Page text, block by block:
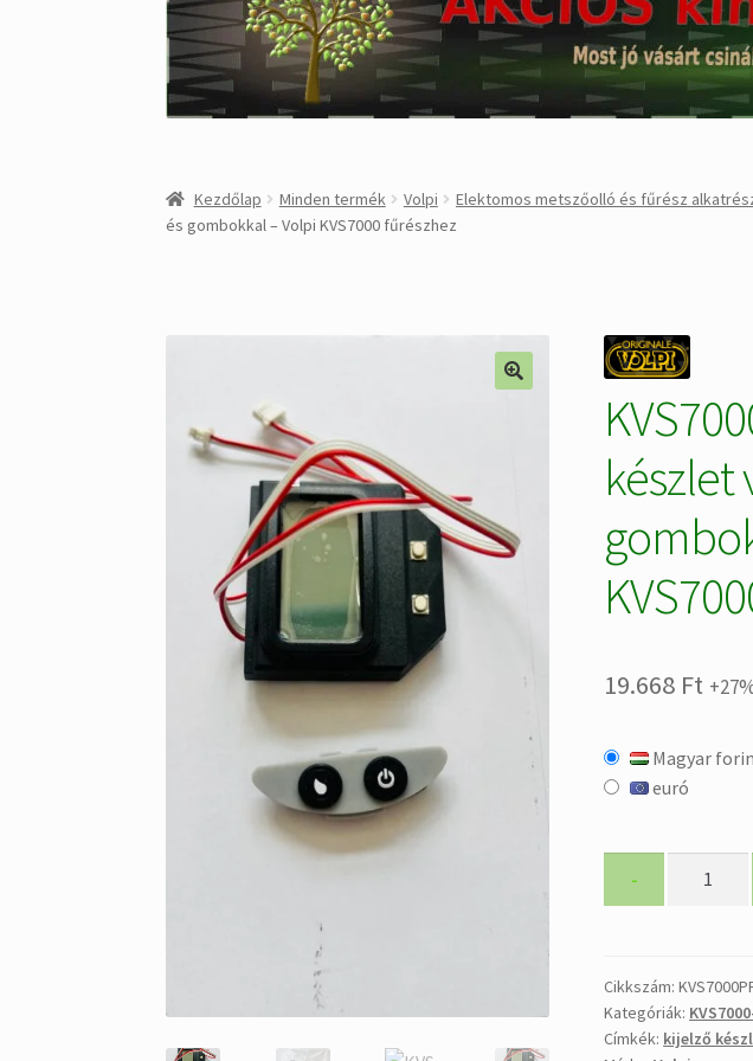
Kezdőlap Minden termék Volpi Elektomos metszőolló és fűrész
és gombokkal – Volpi KVS7000 fűrészhez
készlet
19.668 Ft
Magyar
euró
-
és
-
Cikkszám:
Kategóriák:
Címkék: kijelző